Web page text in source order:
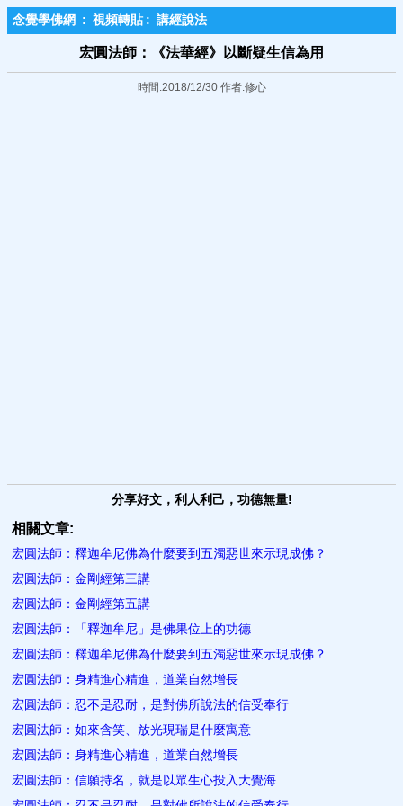
念覺學佛網 : 視頻轉貼 : 講經說法
宏圓法師：《法華經》以斷疑生信為用
時間:2018/12/30 作者:修心
分享好文，利人利己，功德無量!
相關文章:
宏圓法師：釋迦牟尼佛為什麼要到五濁惡世來示現成佛？
宏圓法師：金剛經第三講
宏圓法師：金剛經第五講
宏圓法師：「釋迦牟尼」是佛果位上的功德
宏圓法師：釋迦牟尼佛為什麼要到五濁惡世來示現成佛？
宏圓法師：身精進心精進，道業自然增長
宏圓法師：忍不是忍耐，是對佛所說法的信受奉行
宏圓法師：如來含笑、放光現瑞是什麼寓意
宏圓法師：身精進心精進，道業自然增長
宏圓法師：信願持名，就是以眾生心投入大覺海